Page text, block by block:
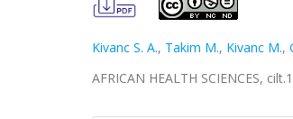
Kivanc S. A., Takim M., Kivanc M.,
AFRICAN HEALTH SCIENCES,